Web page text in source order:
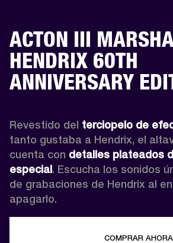
ACTON III
HENDRIX 60TH
ANNIVERSARY
Revestido del terciopelo de
tanto gustaba a Hendrix, el
cuenta con detalles plateados
especial. Escucha los sonidos
de grabaciones de Hendrix al
apagarlo.
COMPRAR AHORA